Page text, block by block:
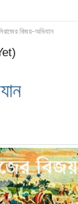
বিজয়-অভিযান